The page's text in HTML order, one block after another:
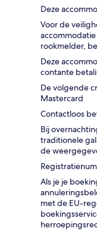
Deze
Voor de
rookmelder,
Deze
contante
De volgende
Mastercard
Contactloos
Bij
traditionele
de
Als je je
met de EU-